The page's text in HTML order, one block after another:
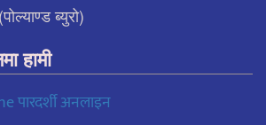
ब्युरो)
हामी
पारदर्शी अनलाइन